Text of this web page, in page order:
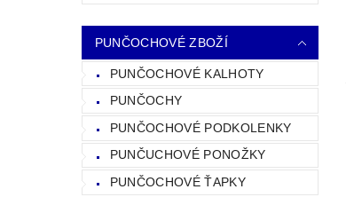
PUNČOCHOVÉ ZBOŽÍ
PUNČOCHOVÉ KALHOTY
PUNČOCHY
PUNČOCHOVÉ PODKOLENKY
PUNČUCHOVÉ PONOŽKY
PUNČOCHOVÉ ŤAPKY